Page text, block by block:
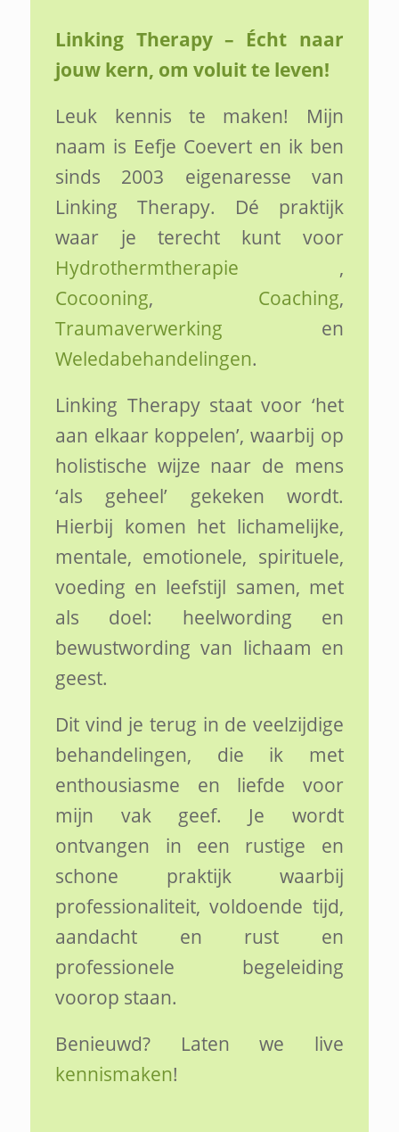
Linking Therapy – Écht naar
jouw kern, om voluit te leven!
Leuk kennis te maken! Mijn
naam is Eefje Coevert en ik ben
sinds 2003 eigenaresse van
Linking Therapy. Dé praktijk
waar je terecht kunt voor
Hydrothermtherapie ,
Cocooning, Coaching,
Traumaverwerking en
Weledabehandelingen.
Linking Therapy staat voor ‘het
aan elkaar koppelen’, waarbij op
holistische wijze naar de mens
‘als geheel’ gekeken wordt.
Hierbij komen het lichamelijke,
mentale, emotionele, spirituele,
voeding en leefstijl samen, met
als doel: heelwording en
bewustwording van lichaam en
geest.
Dit vind je terug in de veelzijdige
behandelingen, die ik met
enthousiasme en liefde voor
mijn vak geef. Je wordt
ontvangen in een rustige en
schone praktijk waarbij
professionaliteit, voldoende tijd,
aandacht en rust en
professionele begeleiding
voorop staan.
Benieuwd? Laten we live
kennismaken!